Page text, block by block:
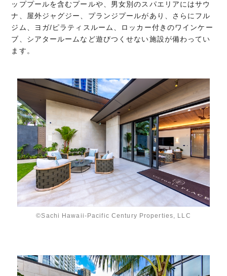
ッププールを含むプールや、男女別のスパエリアにはサウ
ナ、屋外ジャグジー、プランジプールがあり、さらにフル
ジム、ヨガ/ピラティスルーム、ロッカー付きのワインケー
ブ、シアタールームなど遊びつくせない施設が備わってい
ます。
©Sachi Hawaii-Pacific Century Properties, LLC